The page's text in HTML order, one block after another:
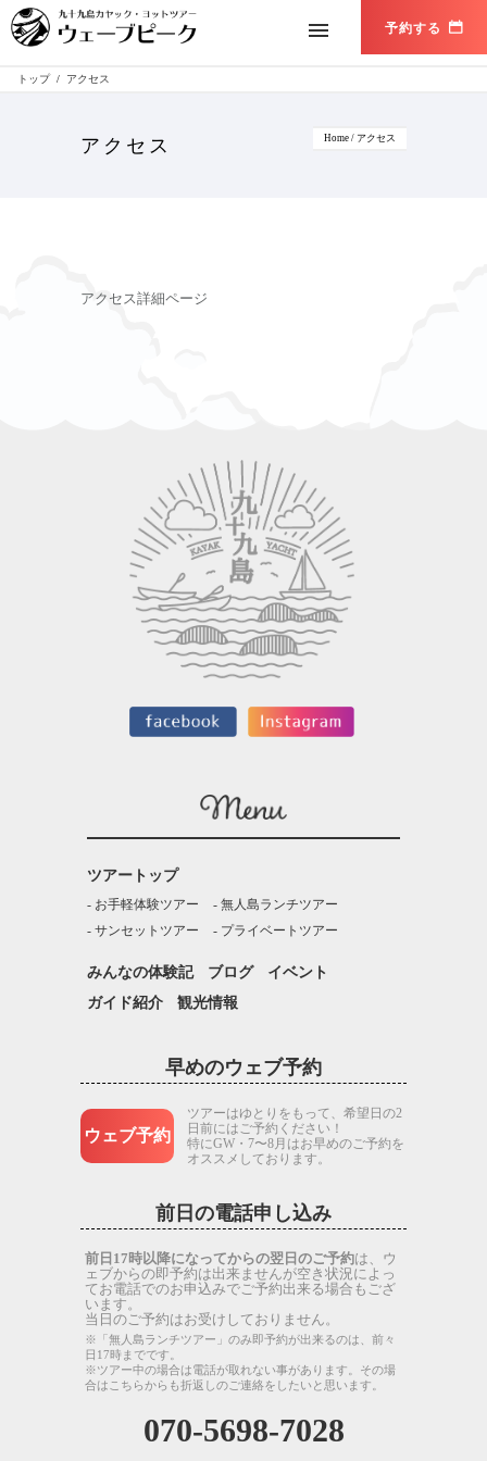
トップ / アクセス
アクセス Home / アクセス
アクセス詳細ページ
ツアートップ
お手軽体験ツアー
無人島ランチツアー
サンセットツアー
プライベートツアー
みんなの体験記 ブログ
イベント
ガイド紹介
観光情報
早めのウェブ予約
ウェブ予約
ツアーはゆとりをもって、希望日の2
日前にはご予約ください！
特にGW・7〜8月はお早めのご予約を
オススメしております。
前日の電話申し込み
前日17時以降になってからの翌日のご予約は、ウ
ェブからの即予約は出来ませんが空き状況によっ
てお電話でのお申込みでご予約出来る場合もござ
います。
当日のご予約はお受けしておりません。
※「無人島ランチツアー」のみ即予約が出来るのは、前々
日17時までです。
※ツアー中の場合は電話が取れない事があります。その場
合はこちらからも折返しのご連絡をしたいと思います。
070-5698-7028